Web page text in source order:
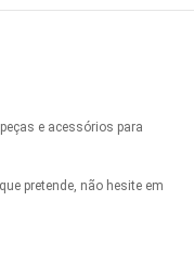
e acessórios para
pretende, não hesite em